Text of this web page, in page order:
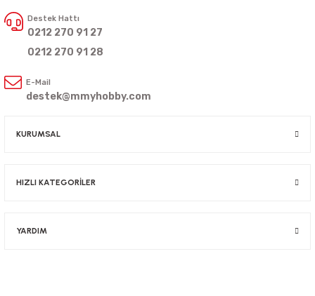
Destek Hattı
0212 270 91 27
0212 270 91 28
E-Mail
destek@mmyhobby.com
KURUMSAL
HIZLI KATEGORİLER
YARDIM